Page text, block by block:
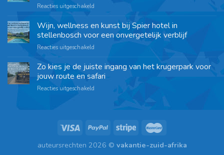
Reacties uitgeschakeld
Wijn, wellness en kunst bij Spier hotel in
stellenbosch voor een onvergetelijk verblijf
Reacties uitgeschakeld
Zo kies je de juiste ingang van het krugerpark voor
jouw route en safari
Reacties uitgeschakeld
auteursrechten 2026 © vakantie-zuid-afrika